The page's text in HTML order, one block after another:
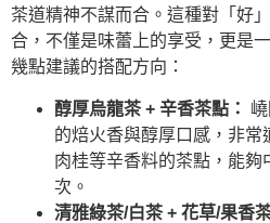
茶道精神不謀而合。這種對「好
合，不僅是味蕾上的享受，更是
幾點建議的搭配方向：
醇厚烏龍茶 + 辛香茶點：
的焙火香與醇厚口感，非常
肉桂等辛香料的茶點，能
次。
清雅綠茶/白茶 + 花草/果香